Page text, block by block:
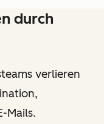
durch
verlieren
Mails.